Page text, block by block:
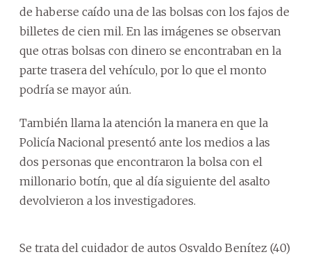
de haberse caído una de las bolsas con los fajos de
billetes de cien mil. En las imágenes se observan
que otras bolsas con dinero se encontraban en la
parte trasera del vehículo, por lo que el monto
podría se mayor aún.
También llama la atención la manera en que la
Policía Nacional presentó ante los medios a las
dos personas que encontraron la bolsa con el
millonario botín, que al día siguiente del asalto
devolvieron a los investigadores.
Se trata del cuidador de autos Osvaldo Benítez (40)